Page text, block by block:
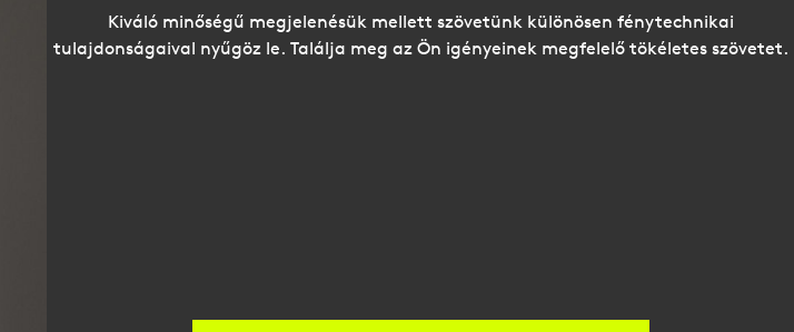
Kiváló minőségű megjelenésük mellett szövetünk különösen fénytechnikai
tulajdonságaival nyűgöz le. Találja meg az Ön igényeinek megfelelő tökéletes szövetet.